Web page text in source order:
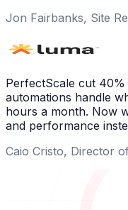
Jon Fairbanks, Site
PerfectScale cut
automations handle
hours a month. Now
and performance
Caio Cristo, Director